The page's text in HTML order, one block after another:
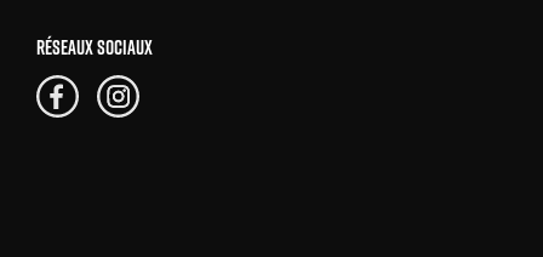
RÉSEAUX SOCIAUX